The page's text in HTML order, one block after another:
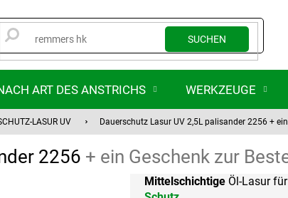
SUCHEN
ART DES ANSTRICHS WERKZEUGE
LASUR UV Dauerschutz Lasur UV 2,5L palisander 2256 +
2256 + ein Geschenk zur
MittelschichtigeÖl-Lasur